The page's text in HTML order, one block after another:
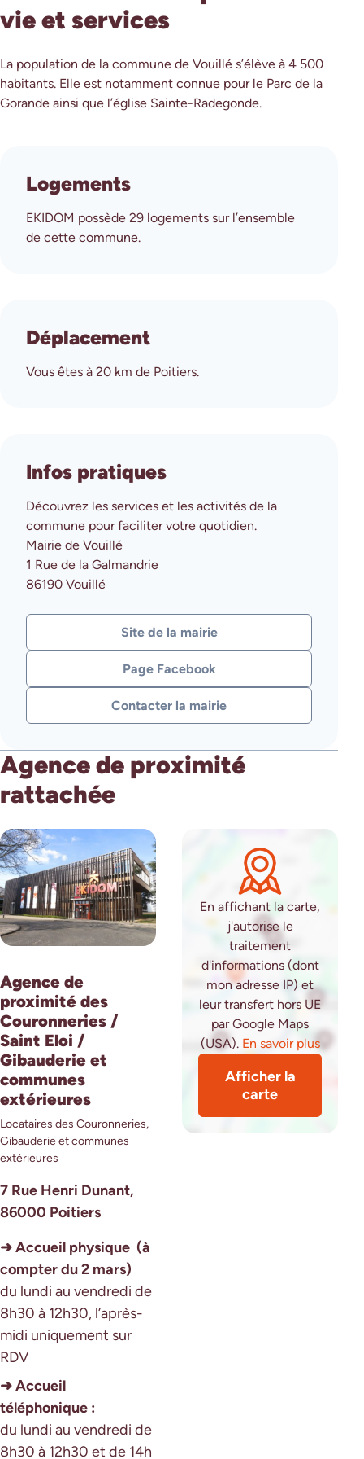
vie et services
La population de la commune de Vouillé s’élève à 4 500
habitants. Elle est notamment connue pour le Parc de la
Gorande ainsi que l’église Sainte-Radegonde.
Logements
EKIDOM possède 29 logements sur l’ensemble
de cette commune.
Déplacement
Vous êtes à 20 km de Poitiers.
Infos pratiques
Découvrez les services et les activités de la
commune pour faciliter votre quotidien.
Mairie de Vouillé
1 Rue de la Galmandrie
86190 Vouillé
Site de la mairie(ouvre dans une nouvelle
Page Facebook(ouvre dans une nouvelle
Contacter la mairie(ouvre dans une nouvelle
Agence de proximité
rattachée
Agence de
proximité des
Couronneries /
Saint Eloi /
Gibauderie et
communes
extérieures
Locataires des Couronneries,
Gibauderie et communes
extérieures
7 Rue Henri Dunant,
86000 Poitiers
➜ Accueil physique (à
compter du 2 mars)
du lundi au vendredi de
8h30 à 12h30, l’après-
midi uniquement sur
RDV
➜ Accueil
téléphonique :
du lundi au vendredi de
8h30 à 12h30 et de 14h
En affichant la carte,
j'autorise le
traitement
d'informations (dont
mon adresse IP) et
leur transfert hors UE
par Google Maps
(USA). En savoir plus(ouvre
Afficher la
carte